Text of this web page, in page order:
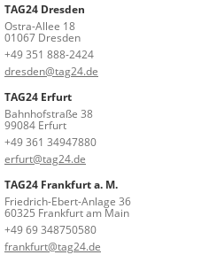
TAG24 Dresden
Ostra-Allee 18
01067 Dresden
+49 351 888-2424
dresden@tag24.de
TAG24 Erfurt
Bahnhofstraße 38
99084 Erfurt
+49 361 34947880
erfurt@tag24.de
TAG24 Frankfurt a. M.
Friedrich-Ebert-Anlage 36
60325 Frankfurt am Main
+49 69 348750580
frankfurt@tag24.de